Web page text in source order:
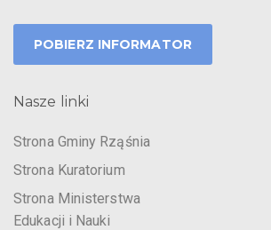
POBIERZ INFORMATOR
Nasze linki
Strona Gminy Rząśnia
Strona Kuratorium
Strona Ministerstwa
Edukacji i Nauki